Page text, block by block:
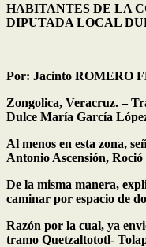
HABITANTES DE LA
DIPUTADA LOCAL
Por: Jacinto ROMERO
Zongolica, Veracruz. –
Dulce María García
Al menos en esta zona,
Antonio Ascensión,
De la misma manera,
caminar por espacio de
Razón por la cual, ya
tramo Quetzaltototl-